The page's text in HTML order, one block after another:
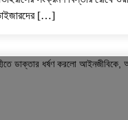
[…]